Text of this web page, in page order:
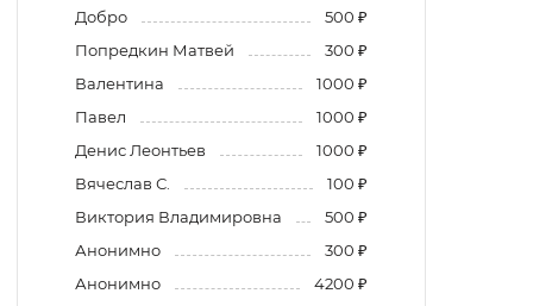
Добро
500 ₽
Попредкин Матвей
300 ₽
Валентина
1000 ₽
Павел
1000 ₽
Денис Леонтьев
1000 ₽
Вячеслав С.
100 ₽
Виктория Владимировна
500 ₽
Анонимно
300 ₽
Анонимно
4200 ₽